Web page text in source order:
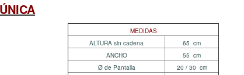
MEDIDAS
ALTURA sin cadena
65 cm
ANCHO
55 cm
Ø de Pantalla
20 / 30 cm